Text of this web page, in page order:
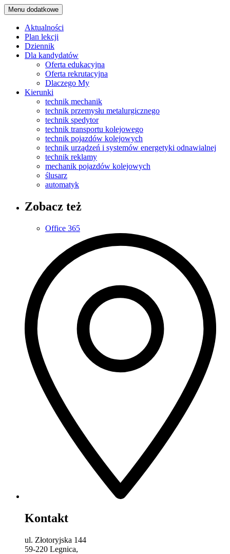
Menu dodatkowe
Aktualności
Plan lekcji
Dziennik
Dla kandydatów
Oferta edukacyjna
Oferta rekrutacyjna
Dlaczego My
Kierunki
technik mechanik
technik przemysłu metalurgicznego
technik spedytor
technik transportu kolejowego
technik pojazdów kolejowych
technik urządzeń i systemów energetyki odnawialnej
technik reklamy
mechanik pojazdów kolejowych
ślusarz
automatyk
Zobacz też
Office 365
Kontakt
ul. Złotoryjska 144
59-220 Legnica,